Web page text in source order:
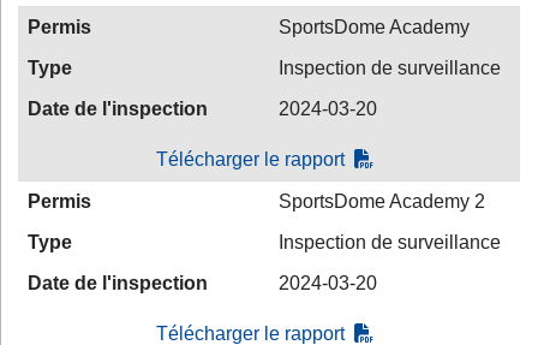
Permis
SportsDome Academy
Type
Inspection de surveillance
Date de l'inspection
2024-03-20
Télécharger le rapport
Permis
SportsDome Academy 2
Type
Inspection de surveillance
Date de l'inspection
2024-03-20
Télécharger le rapport